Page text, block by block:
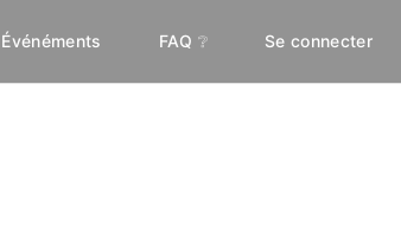
Événéments FAQ ❔ Se connecter